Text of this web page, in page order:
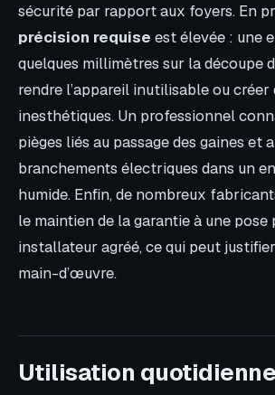
sécurité par rapport aux foyers. En
précision requise est élevée : une
quelques millimètres sur la découpe
rendre l’appareil inutilisable ou créer
inesthétiques. Un professionnel
pièges liés au passage des gaines et
branchements électriques dans un
humide. Enfin, de nombreux
le maintien de la garantie à une pose
installateur agréé, ce qui peut
main-d’œuvre.
Utilisation